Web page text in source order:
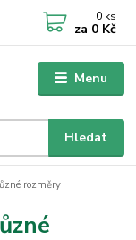
Menu
Hledat
0 ks
za 0 Kč
rozměry